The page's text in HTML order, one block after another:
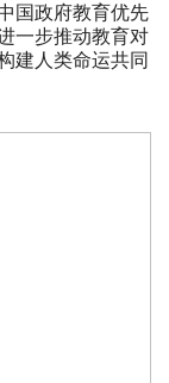
国政府教育优先
一步推动教育对
建人类命运共同